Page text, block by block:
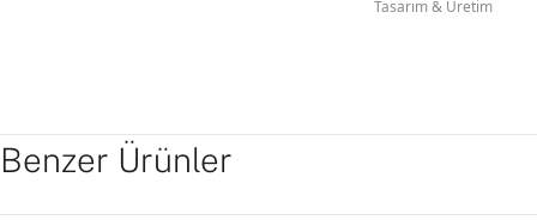
Tasarım & Üretim
Benzer Ürünler